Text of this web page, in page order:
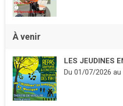
À venir
LES JEUDINES
Du 01/07/2026au